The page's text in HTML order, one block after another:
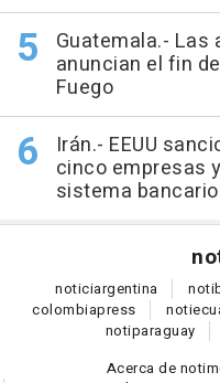
Guatemala.- Las
anuncian el fin
Fuego
Irán.- EEUU
cinco empresas
sistema
noticiargentina noti
colombiapress noti
notiparaguay
Acerca de